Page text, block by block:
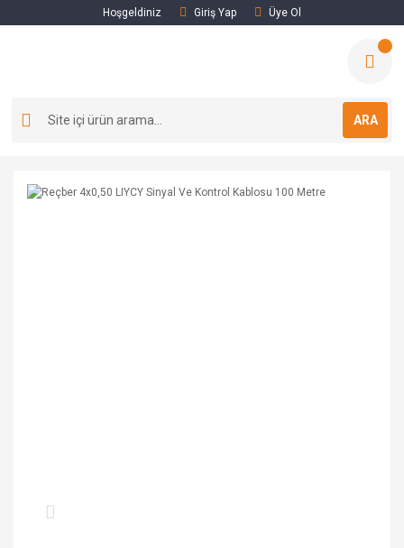
Hoşgeldiniz Giriş Yap Üye Ol
ARA